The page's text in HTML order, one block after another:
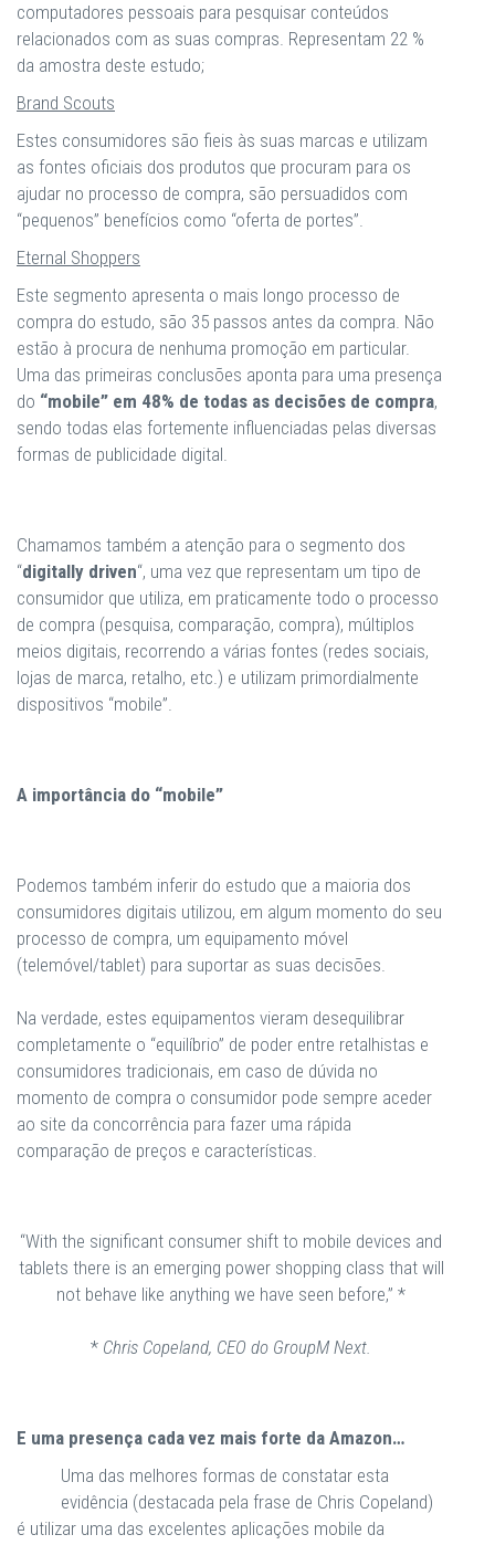
computadores pessoais para pesquisar conteúdos
relacionados com as suas compras. Representam 22 %
da amostra deste estudo;
Brand Scouts
Estes consumidores são fieis às suas marcas e utilizam
as fontes oficiais dos produtos que procuram para os
ajudar no processo de compra, são persuadidos com
“pequenos” benefícios como “oferta de portes”.
Eternal Shoppers
Este segmento apresenta o mais longo processo de
compra do estudo, são 35 passos antes da compra. Não
estão à procura de nenhuma promoção em particular.
Uma das primeiras conclusões aponta para uma presença
do “mobile” em 48% de todas as decisões de compra,
sendo todas elas fortemente influenciadas pelas diversas
formas de publicidade digital.
Chamamos também a atenção para o segmento dos
“digitally driven“, uma vez que representam um tipo de
consumidor que utiliza, em praticamente todo o processo
de compra (pesquisa, comparação, compra), múltiplos
meios digitais, recorrendo a várias fontes (redes sociais,
lojas de marca, retalho, etc.) e utilizam primordialmente
dispositivos “mobile”.
A importância do “mobile”
Podemos também inferir do estudo que a maioria dos
consumidores digitais utilizou, em algum momento do seu
processo de compra, um equipamento móvel
(telemóvel/tablet) para suportar as suas decisões.
Na verdade, estes equipamentos vieram desequilibrar
completamente o “equilíbrio” de poder entre retalhistas e
consumidores tradicionais, em caso de dúvida no
momento de compra o consumidor pode sempre aceder
ao site da concorrência para fazer uma rápida
comparação de preços e características.
“With the significant consumer shift to mobile devices and
tablets there is an emerging power shopping class that will
not behave like anything we have seen before,” *
* Chris Copeland, CEO do GroupM Next.
E uma presença cada vez mais forte da Amazon…
Uma das melhores formas de constatar esta
evidência (destacada pela frase de Chris Copeland)
é utilizar uma das excelentes aplicações mobile da